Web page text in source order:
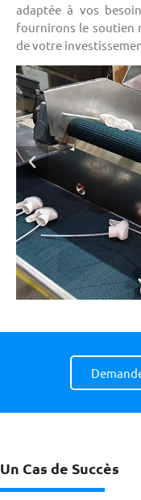
adaptée à vos
fournirons le soutien
de votre
Un Cas de Succès